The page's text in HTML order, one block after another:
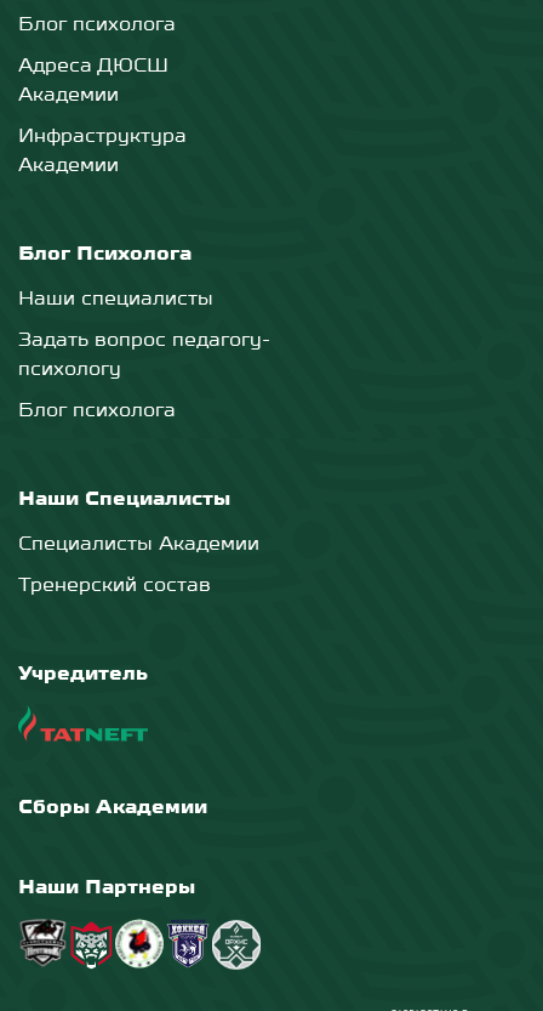
Блог психолога
Адреса ДЮСШ
Академии
Инфраструктура
Академии
Блог Психолога
Наши специалисты
Задать вопрос педагогу-
психологу
Блог психолога
Наши Специалисты
Специалисты Академии
Тренерский состав
Учредитель
Сборы Академии
Наши Партнеры